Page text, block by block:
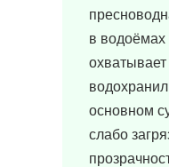
в
охватывает
основном
слабо